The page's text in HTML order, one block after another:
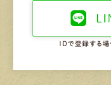
IDで登録する